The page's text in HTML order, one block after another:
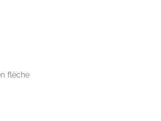
flèche